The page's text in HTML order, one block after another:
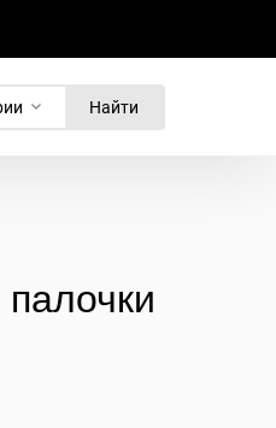
Найти